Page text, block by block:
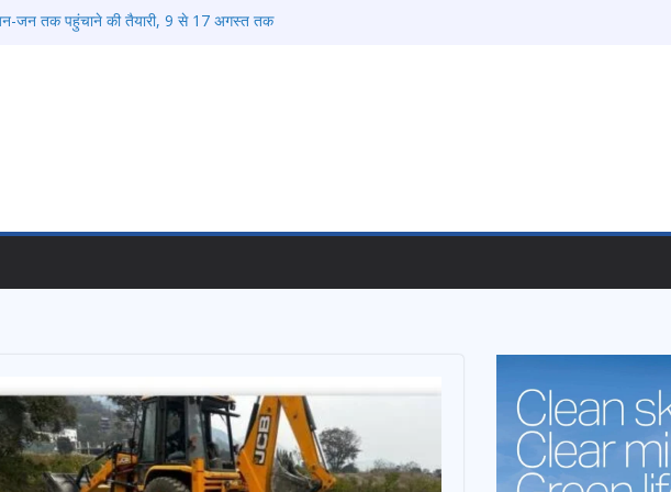
जन तक पहुंचाने की तैयारी, 9 से 17 अगस्त तक
इस अभियान का हिस्सा
वाली उन्नति शर्मा को मेयर सौरभ थपलियाल ने